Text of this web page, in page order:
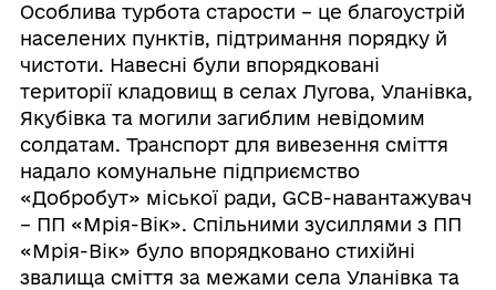
Особлива турбота старости – це благоустрій
населених пунктів, підтримання порядку й
чистоти. Навесні були впорядковані
території кладовищ в селах Лугова, Уланівка,
Якубівка та могили загиблим невідомим
солдатам. Транспорт для вивезення сміття
надало комунальне підприємство
«Добробут» міської ради, GCB-навантажувач
– ПП «Мрія-Вік». Спільними зусиллями з ПП
«Мрія-Вік» було впорядковано стихійні
звалища сміття за межами села Уланівка та